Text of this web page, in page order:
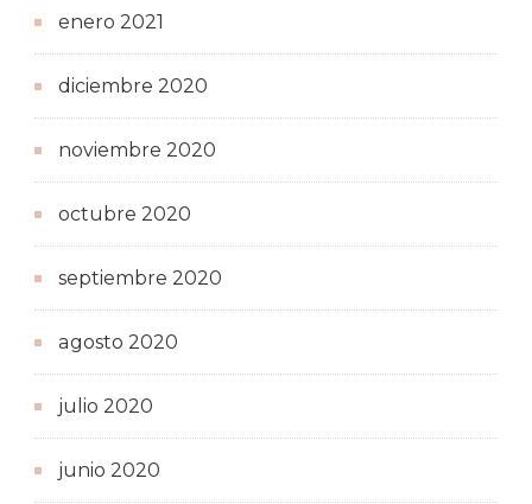
enero 2021
diciembre 2020
noviembre 2020
octubre 2020
septiembre 2020
agosto 2020
julio 2020
junio 2020